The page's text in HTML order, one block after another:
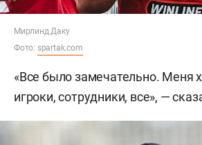
Мирлинд Даку
Фото: spartak.com
«Все было замечательно. Меня
игроки, сотрудники, все», —